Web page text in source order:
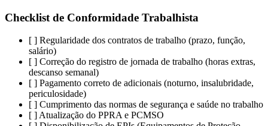
Checklist de Conformidade Trabalhista
[ ] Regularidade dos contratos de trabalho (prazo, função,
salário)
[ ] Correção do registro de jornada de trabalho (horas extras,
descanso semanal)
[ ] Pagamento correto de adicionais (noturno, insalubridade,
periculosidade)
[ ] Cumprimento das normas de segurança e saúde no trabalho
[ ] Atualização do PPRA e PCMSO